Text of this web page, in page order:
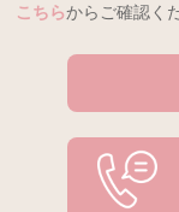
こちらからご確認く